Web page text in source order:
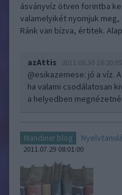
ásványvíz ötven forintba
valamelyikét nyomjuk meg,
Ránk van bízva, értitek.
azAttis 2011.08.30 18:20:05
@esikazemese: jó a víz.
ha valami csodálatosan
a helyedben
Mandiner blog
2011.07.29 08:01:00